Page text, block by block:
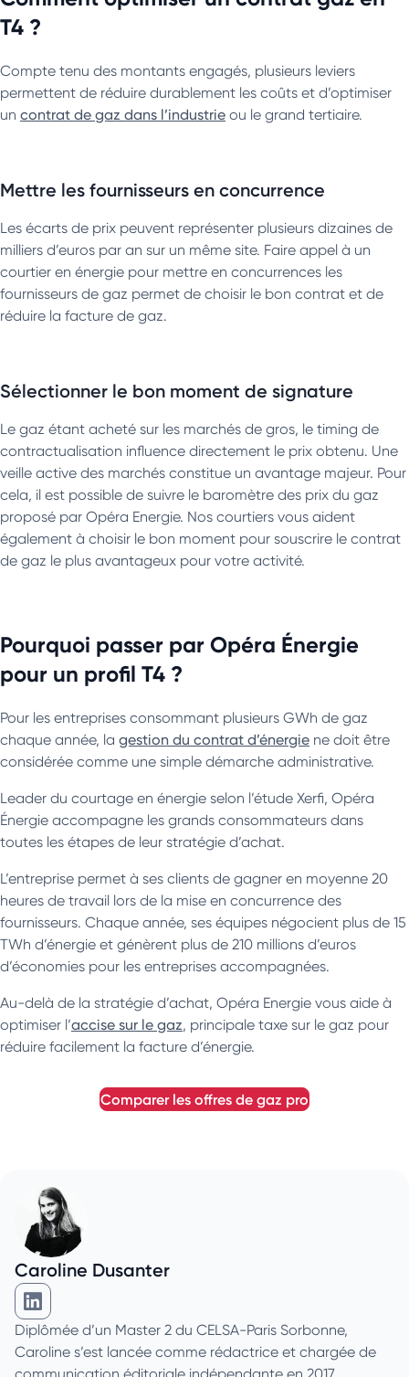
T4 ?
Compte tenu des montants engagés, plusieurs leviers
permettent de réduire durablement les coûts et d’optimiser
un contrat de gaz dans l’industrie ou le grand tertiaire.
Mettre les fournisseurs en concurrence
Les écarts de prix peuvent représenter plusieurs dizaines de
milliers d’euros par an sur un même site. Faire appel à un
courtier en énergie pour mettre en concurrences les
fournisseurs de gaz permet de choisir le bon contrat et de
réduire la facture de gaz.
Sélectionner le bon moment de signature
Le gaz étant acheté sur les marchés de gros, le timing de
contractualisation influence directement le prix obtenu. Une
veille active des marchés constitue un avantage majeur. Pour
cela, il est possible de suivre le baromètre des prix du gaz
proposé par Opéra Energie. Nos courtiers vous aident
également à choisir le bon moment pour souscrire le contrat
de gaz le plus avantageux pour votre activité.
Pourquoi passer par Opéra Énergie
pour un profil T4 ?
Pour les entreprises consommant plusieurs GWh de gaz
chaque année, la gestion du contrat d’énergie ne doit être
considérée comme une simple démarche administrative.
Leader du courtage en énergie selon l’étude Xerfi, Opéra
Énergie accompagne les grands consommateurs dans
toutes les étapes de leur stratégie d’achat.
L’entreprise permet à ses clients de gagner en moyenne 20
heures de travail lors de la mise en concurrence des
fournisseurs. Chaque année, ses équipes négocient plus de 15
TWh d’énergie et génèrent plus de 210 millions d’euros
d’économies pour les entreprises accompagnées.
Au-delà de la stratégie d’achat, Opéra Energie vous aide à
optimiser l’accise sur le gaz, principale taxe sur le gaz pour
réduire facilement la facture d’énergie.
comparer les offres de gaz pro
Caroline Dusanter
Caroline Dusanter sur Linkedin
Diplômée d’un Master 2 du CELSA-Paris Sorbonne,
Caroline s’est lancée comme rédactrice et chargée de
communication éditoriale indépendante en 2017.